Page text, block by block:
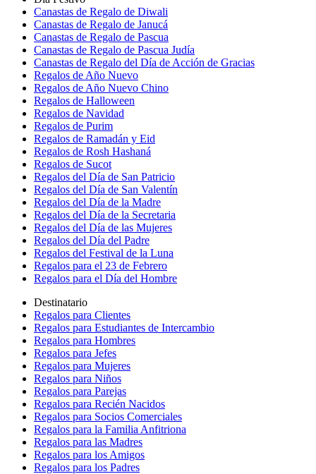
Canastas de Regalo de Diwali
Canastas de Regalo de Janucá
Canastas de Regalo de Pascua
Canastas de Regalo de Pascua Judía
Canastas de Regalo del Día de Acción de Gracias
Regalos de Año Nuevo
Regalos de Año Nuevo Chino
Regalos de Halloween
Regalos de Navidad
Regalos de Purim
Regalos de Ramadán y Eid
Regalos de Rosh Hashaná
Regalos de Sucot
Regalos del Día de San Patricio
Regalos del Día de San Valentín
Regalos del Día de la Madre
Regalos del Día de la Secretaria
Regalos del Día de las Mujeres
Regalos del Día del Padre
Regalos del Festival de la Luna
Regalos para el 23 de Febrero
Regalos para el Día del Hombre
Destinatario
Regalos para Clientes
Regalos para Estudiantes de Intercambio
Regalos para Hombres
Regalos para Jefes
Regalos para Mujeres
Regalos para Niños
Regalos para Parejas
Regalos para Recién Nacidos
Regalos para Socios Comerciales
Regalos para la Familia Anfitriona
Regalos para las Madres
Regalos para los Amigos
Regalos para los Padres